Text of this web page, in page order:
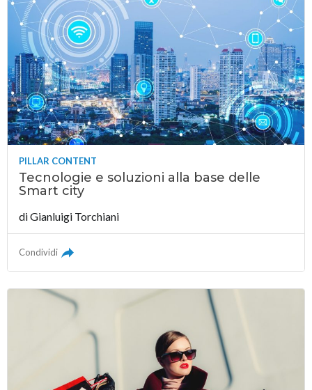
PILLAR CONTENT
Tecnologie e soluzioni alla base delle
Smart city
diGianluigi Torchiani
Condividi